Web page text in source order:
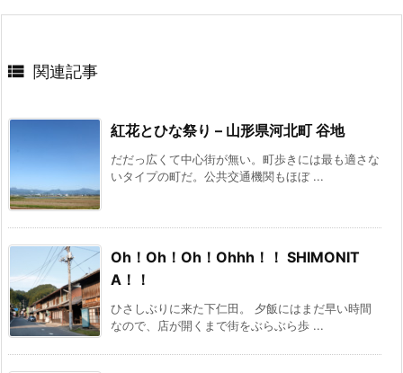
 関連記事
紅花とひな祭り – 山形県河北町 谷地
だだっ広くて中心街が無い。町歩きには最も適さな
いタイプの町だ。公共交通機関もほぼ ...
Oh！Oh！Oh！Ohhh！！ SHIMONIT
A！！
ひさしぶりに来た下仁田。 夕飯にはまだ早い時間
なので、店が開くまで街をぶらぶら歩 ...